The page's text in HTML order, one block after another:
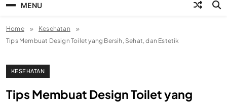
MENU
Home
Kesehatan
Tips Membuat Design Toilet yang Bersih, Sehat, dan Estetik
KESEHATAN
Tips Membuat Design Toilet yang